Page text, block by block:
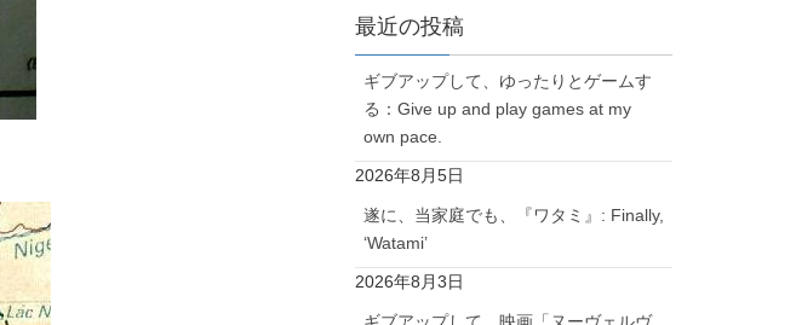
最近の投稿
ギブアップして、ゆったりとゲームす
る：Give up and play games at my
own pace.
2026年8月5日
遂に、当家庭でも、『ワタミ』: Finally,
‘Watami’
2026年8月3日